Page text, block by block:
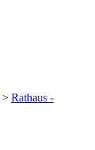
> Rathaus -